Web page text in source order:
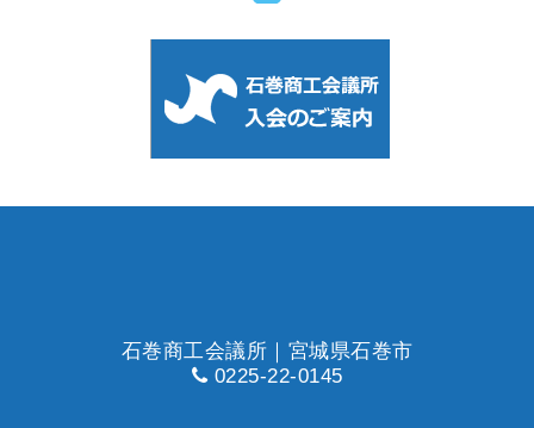
石巻商工会議所｜宮城県石巻市
0225-22-0145